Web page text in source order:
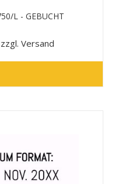
L - GEBUCHT
zzgl. Versand